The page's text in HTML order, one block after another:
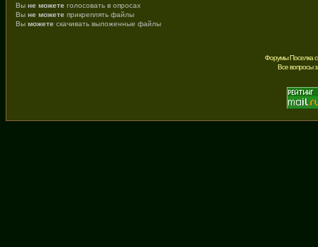
Вы не можете голосовать в опросах
Вы не можете прикреплять файлы
Вы можете скачивать выложенные файлы
Форумы Поселка
Все вопросы